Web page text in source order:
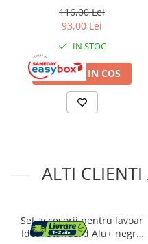
116,00 Lei
93,00 Lei
IN STOC
ADAUGA IN COS
ALTI
Set accesorii pentru lavoar
Ideal Standard Alu+ negru